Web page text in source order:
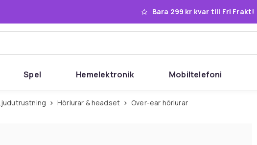
Bara 299 kr kvar till Fri Frakt!
Spel Hemelektronik Mobiltelefoni
Ljudutrustning Hörlurar & headset Over-ear hörlurar